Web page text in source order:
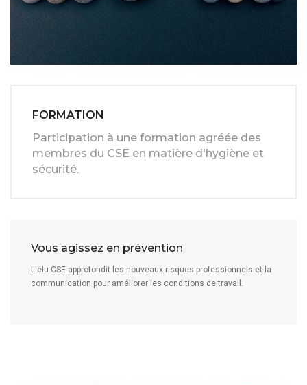
FORMATION
Participation à une formation agréée des
membres du CSE en matière d'hygiène et
sécurité.
Vous agissez en prévention
L'élu CSE approfondit les nouveaux risques professionnels et la
communication pour améliorer les conditions de travail.